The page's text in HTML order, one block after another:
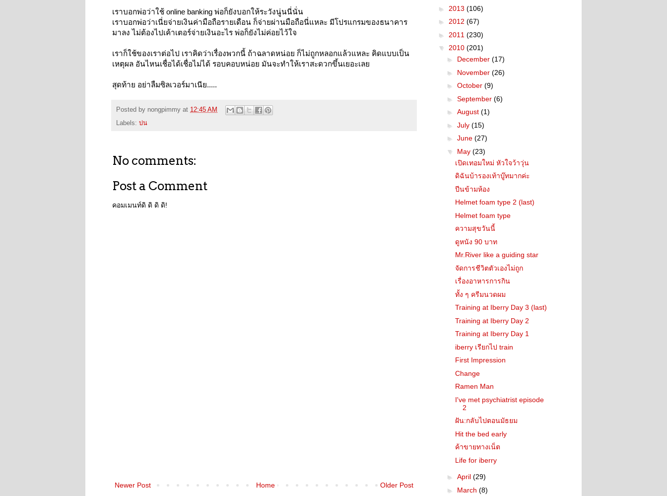
เราบอกพ่อว่าใช้ online banking พ่อก็ยังบอกให้ระวังนู่นนี่นั่น
เราบอกพ่อว่าเนี่ยจ่ายเงินค่ามือถือรายเดือน ก็จ่ายผ่านมือถือนี่แหละ มีโปรแกรมของธนาคาร
มาลง ไม่ต้องไปเค้าเตอร์จ่ายเงินอะไร พ่อก็ยังไม่ค่อยไว้ใจ
เราก็ใช้ของเราต่อไป เราคิดว่าเรื่องพวกนี้ ถ้าฉลาดหน่อย ก็ไม่ถูกหลอกแล้วแหละ คิดแบบเป็น
เหตุผล อันไหนเชื่อได้เชื่อไม่ได้ รอบคอบหน่อย มันจะทำให้เราสะดวกขึ้นเยอะเลย
สุดท้าย อย่าลืมซิลเวอร์มาเนีย.....
Posted by nongpimmy at 12:45 AM
Labels: บ่น
No comments:
Post a Comment
คอมเมนท์ดิ ดิ ดิ ดิ!
Newer Post Older Post
Home
► 2013 (106)
► 2012 (67)
► 2011 (230)
▼ 2010 (201)
► December (17)
► November (26)
► October (9)
► September (6)
► August (1)
► July (15)
► June (27)
▼ May (23)
เปิดเทอมใหม่ หัวใจว้าวุ่น
ดิฉันบ้ารองเท้าบู๊ทมากค่ะ
ปีนข้ามห้อง
Helmet foam type 2 (last)
Helmet foam type
ความสุขวันนี้
ดูหนัง 90 บาท
Mr.River like a guiding star
จัดการชีวิตตัวเองไม่ถูก
เรื่องอาหารการกิน
ทั้ง ๆ ครีมนวดผม
Training at Iberry Day 3 (last)
Training at Iberry Day 2
Training at Iberry Day 1
iberry เรียกไป train
First Impression
Change
Ramen Man
I've met psychiatrist episode
2
ฝัน:กลับไปตอนมัธยม
Hit the bed early
ค้าขายทางเน็ต
Life for iberry
► April (29)
► March (8)